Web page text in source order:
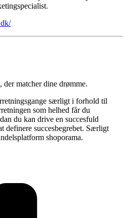
der matcher dine drømme.
særligt i forhold til
som helhed får du
du kan drive en succesfuld
definere succesbegrebet. Særligt
shoporama.